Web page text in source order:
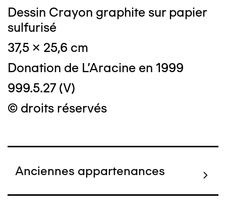
Dessin Crayon graphite sur papier
sulfurisé
37,5 x 25,6 cm
Donation de L'Aracine en 1999
999.5.27 (V)
© droits réservés
Anciennes appartenances